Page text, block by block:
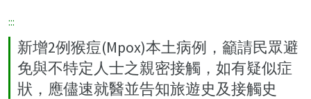
:::
新增2例猴痘(Mpox)本土病例，籲請民眾避
免與不特定人士之親密接觸，如有疑似症
狀，應儘速就醫並告知旅遊史及接觸史